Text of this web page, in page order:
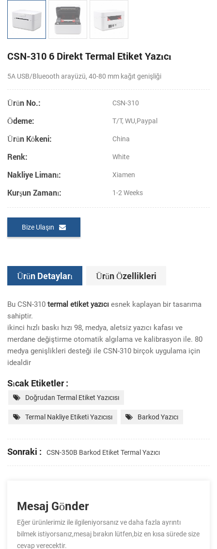
CSN-310 6 Direkt Termal Etiket Yazıcı
5A USB/Blueooth arayüzü, 40-80 mm kağıt genişliği
Ürün No.: CSN-310
Ödeme: T/T, WU,Paypal
Ürün Kökeni: China
Renk: White
Nakliye Limanı: Xiamen
Kurşun Zamanı: 1-2 Weeks
Bize Ulaşın
Ürün Detayları Ürün Özellikleri
Bu CSN-310 termal etiket yazıcı esnek kaplayan bir tasarıma
sahiptir.
ikinci hızlı baskı hızı 98, medya, aletsiz yazıcı kafası ve
merdane değiştirme otomatik algılama ve kalibrasyon ile. 80
medya genişlikleri desteği ile CSN-310 birçok uygulama için
idealdir
Sıcak Etiketler :
Doğrudan Termal Etiket Yazıcısı
Termal Nakliye Etiketi Yazıcısı Barkod Yazıcı
Sonraki : CSN-350B Barkod Etiket Termal Yazıcı
Mesaj Gönder
Eğer ürünlerimiz ile ilgileniyorsanız ve daha fazla ayrıntı
bilmek istiyorsanız,mesaj bırakın lütfen,biz en kısa sürede size
cevap verecektir.